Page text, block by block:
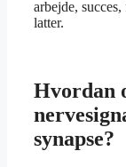
arbejde,
latter.
Hvordan
synapse?